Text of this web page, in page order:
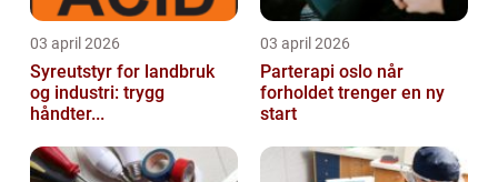
03 april 2026
Syreutstyr for landbruk
og industri: trygg
håndter...
03 april 2026
Parterapi oslo når
forholdet trenger en ny
start